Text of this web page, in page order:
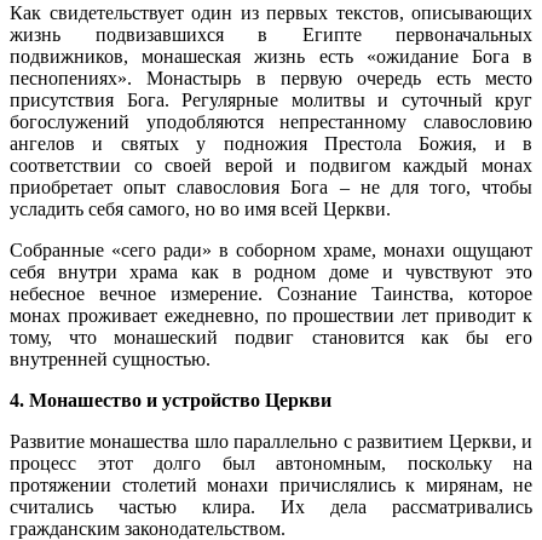
Как свидетельствует один из первых текстов, описывающих
жизнь подвизавшихся в Египте первоначальных
подвижников, монашеская жизнь есть «ожидание Бога в
песнопениях». Монастырь в первую очередь есть место
присутствия Бога. Регулярные молитвы и суточный круг
богослужений уподобляются непрестанному славословию
ангелов и святых у подножия Престола Божия, и в
соответствии со своей верой и подвигом каждый монах
приобретает опыт славословия Бога – не для того, чтобы
усладить себя самого, но во имя всей Церкви.
Собранные «сего ради» в соборном храме, монахи ощущают
себя внутри храма как в родном доме и чувствуют это
небесное вечное измерение. Сознание Таинства, которое
монах проживает ежедневно, по прошествии лет приводит к
тому, что монашеский подвиг становится как бы его
внутренней сущностью.
4. Монашество и устройство Церкви
Развитие монашества шло параллельно с развитием Церкви, и
процесс этот долго был автономным, поскольку на
протяжении столетий монахи причислялись к мирянам, не
считались частью клира. Их дела рассматривались
гражданским законодательством.